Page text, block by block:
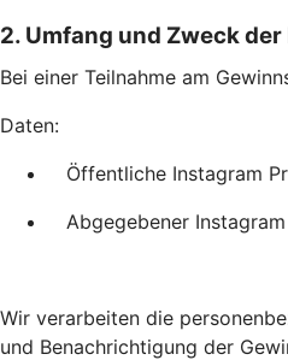
2. Umfang und Zweck
Bei einer Teilnahme am
Daten:
Öffentliche Instagram
Abgegebener
Wir verarbeiten die
und Benachrichtigung der